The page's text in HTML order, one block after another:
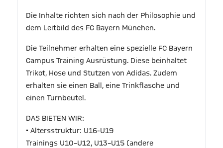
Die Inhalte richten sich nach der Philosophie und
dem Leitbild des FC Bayern München.
Die Teilnehmer erhalten eine spezielle FC Bayern
Campus Training Ausrüstung. Diese beinhaltet
Trikot, Hose und Stutzen von Adidas. Zudem
erhalten sie einen Ball, eine Trinkflasche und
einen Turnbeutel.
DAS BIETEN WIR:
• Altersstruktur: U16-U19
Trainings U10–U12, U13–U15 (andere